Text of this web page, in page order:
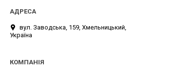
вул. Заводська, 159, Хмельницький,
Україна